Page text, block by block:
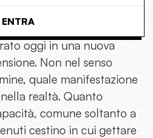
ENTRA
oggi in una nuova
Non nel senso
quale manifestazione
realtà. Quanto
comune soltanto a
cestino in cui gettare